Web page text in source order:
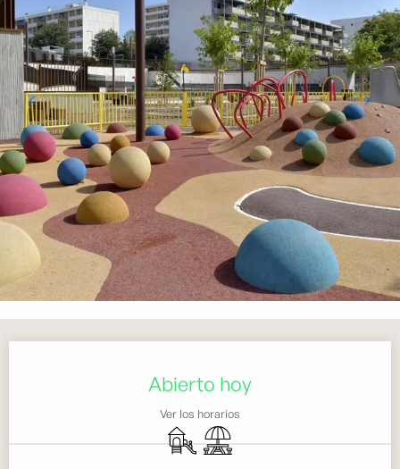
Abierto hoy
Ver los horarios
Juegos infantiles / Zona de juegos
Zona de picnic